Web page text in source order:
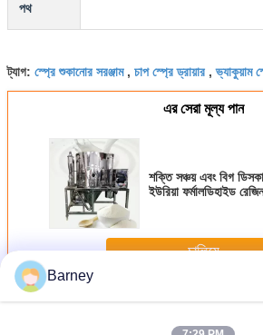
পথ
ট্যাগ: স্প্রে শুকানোর সরঞ্জাম, চাপ স্প্রে ড্রায়ার ,ভ্যাকুয়াম
এর সেরা মূল্য পান
শক্তি সঞ্চয় এবং বিগ
ইউরিয়া ফর্মালডিহাইড
চালিয়ে
অধিকশুকনো মেশিন স্প্রে
Barney